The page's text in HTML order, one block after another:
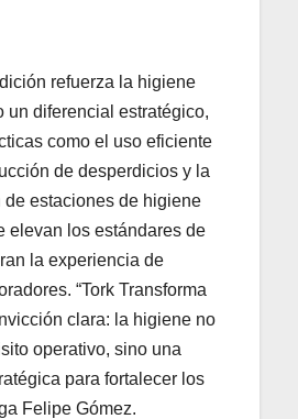
refuerza la higiene
un diferencial estratégico,
como el uso eficiente
de desperdicios y la
de estaciones de higiene
elevan los estándares de
la experiencia de
“Tork Transforma
clara: la higiene no
operativo, sino una
para fortalecer los
Felipe Gómez.